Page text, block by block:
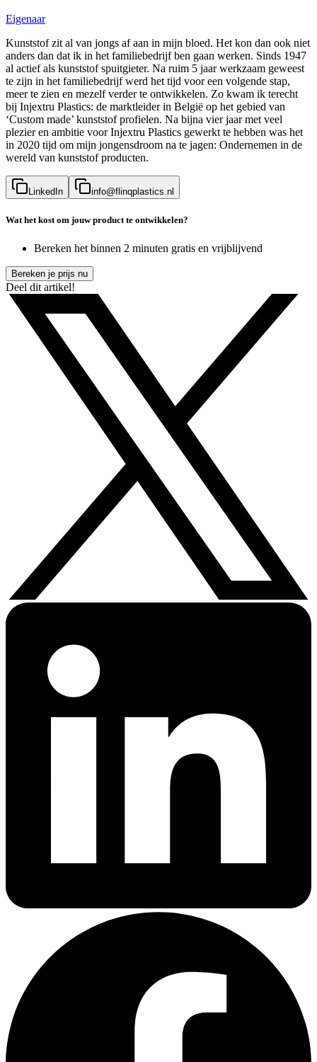
Eigenaar
Kunststof zit al van jongs af aan in mijn bloed. Het kon dan ook niet
anders dan dat ik in het familiebedrijf ben gaan werken. Sinds 1947
al actief als kunststof spuitgieter. Na ruim 5 jaar werkzaam geweest
te zijn in het familiebedrijf werd het tijd voor een volgende stap,
meer te zien en mezelf verder te ontwikkelen. Zo kwam ik terecht
bij Injextru Plastics: de marktleider in België op het gebied van
‘Custom made’ kunststof profielen. Na bijna vier jaar met veel
plezier en ambitie voor Injextru Plastics gewerkt te hebben was het
in 2020 tijd om mijn jongensdroom na te jagen: Ondernemen in de
wereld van kunststof producten.
LinkedIn info@flinqplastics.nl
Wat het kost om jouw product te ontwikkelen?
Bereken het binnen 2 minuten gratis en vrijblijvend
Bereken je prijs nu
Deel dit artikel!